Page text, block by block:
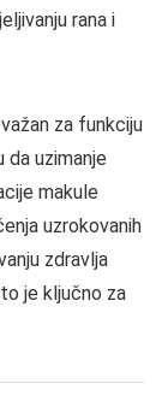
rana i
za funkciju
da uzimanje
makule
uzrokovanih
zdravlja
je ključno za